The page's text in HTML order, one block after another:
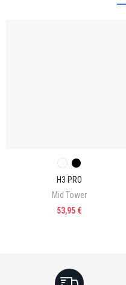
H3 PRO
Mid Tower
53,95 €